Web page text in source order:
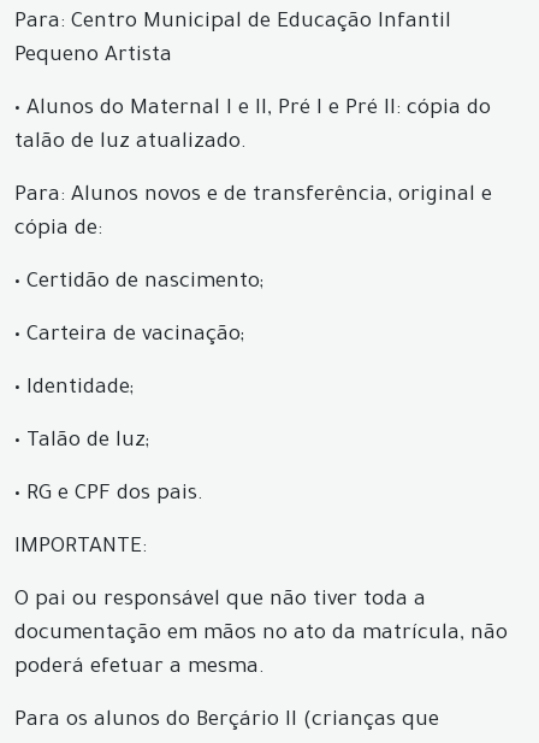
Para: Centro Municipal de Educação Infantil
Pequeno Artista
• Alunos do Maternal I e II, Pré I e Pré II: cópia do
talão de luz atualizado.
Para: Alunos novos e de transferência, original e
cópia de:
• Certidão de nascimento;
• Carteira de vacinação;
• Identidade;
• Talão de luz;
• RG e CPF dos pais.
IMPORTANTE:
O pai ou responsável que não tiver toda a
documentação em mãos no ato da matrícula, não
poderá efetuar a mesma.
Para os alunos do Berçário II (crianças que